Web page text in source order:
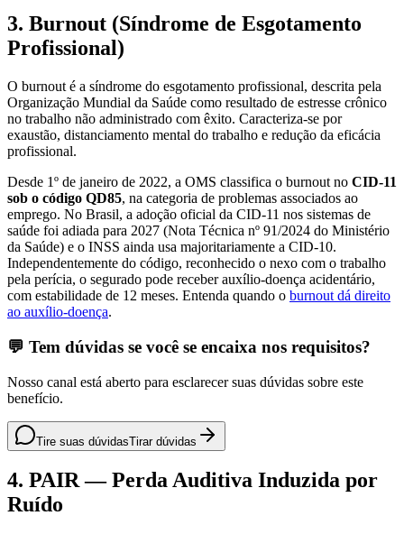
3. Burnout (Síndrome de Esgotamento
Profissional)
O burnout é a síndrome do esgotamento profissional, descrita pela
Organização Mundial da Saúde como resultado de estresse crônico
no trabalho não administrado com êxito. Caracteriza-se por
exaustão, distanciamento mental do trabalho e redução da eficácia
profissional.
Desde 1º de janeiro de 2022, a OMS classifica o burnout no CID-11
sob o código QD85, na categoria de problemas associados ao
emprego. No Brasil, a adoção oficial da CID-11 nos sistemas de
saúde foi adiada para 2027 (Nota Técnica nº 91/2024 do Ministério
da Saúde) e o INSS ainda usa majoritariamente a CID-10.
Independentemente do código, reconhecido o nexo com o trabalho
pela perícia, o segurado pode receber auxílio-doença acidentário,
com estabilidade de 12 meses. Entenda quando o burnout dá direito
ao auxílio-doença.
💬 Tem dúvidas se você se encaixa nos requisitos?
Nosso canal está aberto para esclarecer suas dúvidas sobre este
benefício.
Tire suas dúvidasTirar dúvidas
4. PAIR — Perda Auditiva Induzida por
Ruído